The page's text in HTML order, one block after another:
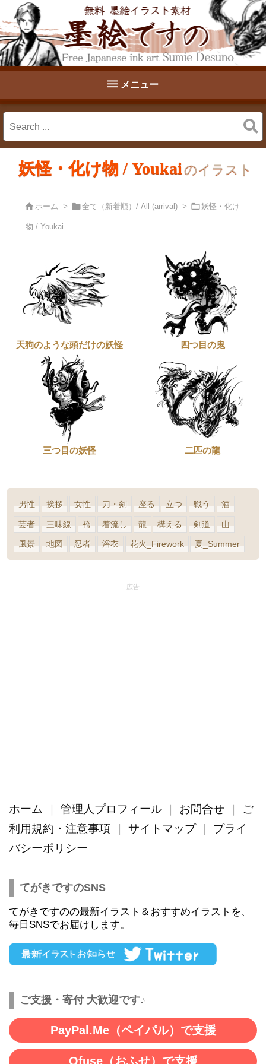
 メニュー
妖怪・化け物 / Youkaiのイラスト
 ホーム > 全て（新着順）/ All (arrival) >  妖怪・化け
物 / Youkai
天狗のような頭だけの妖怪 四つ目の鬼
三つ目の妖怪 二匹の龍
男性 挨拶 女性 刀・剣 座る 立つ 戦う 酒
芸者 三味線 袴 着流し 龍 構える 剣道 山
風景 地図 忍者 浴衣 花火_Firework 夏_Summer
ホーム 管理人プロフィール お問合せ
ご
利用規約・注意事項
サイトマップ
プライ
バシーポリシー
てがきですのSNS
てがきですのの最新イラスト＆おすすめイラストを、
毎日SNSでお届けします。
ご支援・寄付 大歓迎です♪
PayPal.Me（ペイパル）で支援
Ofuse（おふせ）で支援